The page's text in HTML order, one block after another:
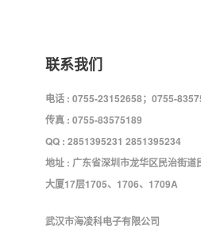
联系我们
电话 : 0755-23152658；0755-
传真 : 0755-83575189
QQ : 2851395231 2851395234
地址 : 广东省深圳市龙华区民治街
大厦17层1705、1706、1709A
武汉市海凌科电子有限公司